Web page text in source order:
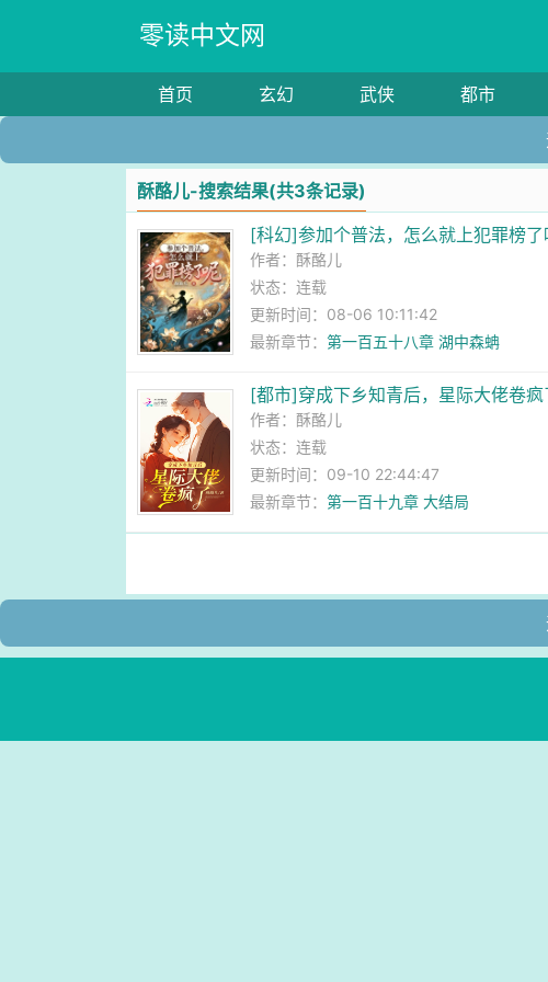
零读中文网
首页 玄幻 武侠 都市
酥酪儿-搜索结果(共3条记录)
[科幻]参加个普法，怎么就上犯罪榜了
作者：酥酪儿
状态：连载
更新时间：08-06 10:11:42
最新章节：第一百五十八章 湖中森蚺
[都市]穿成下乡知青后，星际大佬卷疯
作者：酥酪儿
状态：连载
更新时间：09-10 22:44:47
最新章节：第一百十九章 大结局